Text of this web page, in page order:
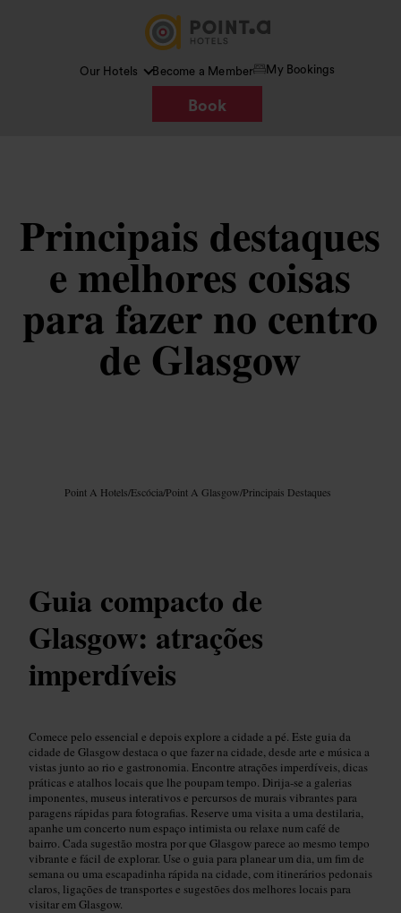
Our Hotels Become a Member My Bookings
Book
Principais destaques
e melhores coisas
para fazer no centro
de Glasgow
Point A Hotels/Escócia/Point A Glasgow/Principais Destaques
Guia compacto de
Glasgow: atrações
imperdíveis
Comece pelo essencial e depois explore a cidade a pé. Este guia da
cidade de Glasgow destaca o que fazer na cidade, desde arte e música a
vistas junto ao rio e gastronomia. Encontre atrações imperdíveis, dicas
práticas e atalhos locais que lhe poupam tempo. Dirija‑se a galerias
imponentes, museus interativos e percursos de murais vibrantes para
paragens rápidas para fotografias. Reserve uma visita a uma destilaria,
apanhe um concerto num espaço intimista ou relaxe num café de
bairro. Cada sugestão mostra por que Glasgow parece ao mesmo tempo
vibrante e fácil de explorar. Use o guia para planear um dia, um fim de
semana ou uma escapadinha rápida na cidade, com itinerários pedonais
claros, ligações de transportes e sugestões dos melhores locais para
visitar em Glasgow.